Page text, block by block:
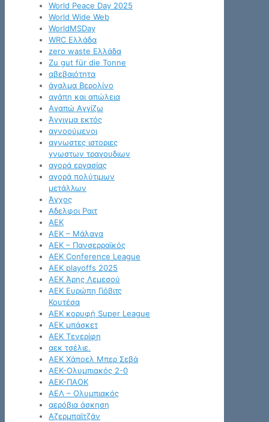
World Peace Day 2025
World Wide Web
WorldMSDay
WRC Ελλάδα
zero waste Ελλάδα
Zu gut für die Tonne
αβεβαιότητα
άγαλμα Βερολίνο
αγάπη και απώλεια
Αγαπώ Αγγίζω
Άγγιγμα εκτός
αγνοούμενοι
αγνωστες ιστοριες
γνωστων τραγουδιων
αγορά εργασίας
αγορά πολύτιμων
μετάλλων
Άγχος
Αδελφοι Ραιτ
ΑΕΚ
ΑΕΚ – Μάλαγα
ΑΕΚ – Πανσερραϊκός
ΑΕΚ Conference League
ΑΕΚ playoffs 2025
ΑΕΚ Άρης Λεμεσού
ΑΕΚ Ευρώπη Γιόβιτς
Κουτέσα
ΑΕΚ κορυφή Super League
ΑΕΚ μπάσκετ
ΑΕΚ Τενερίφη
αεκ τσέλιε.
ΑΕΚ Χάποελ Μπερ Σεβά
ΑΕΚ-Ολυμπιακός 2-0
ΑΕΚ-ΠΑΟΚ
ΑΕΛ – Ολυμπιακός
αερόβια άσκηση
Αζερμπαϊτζάν